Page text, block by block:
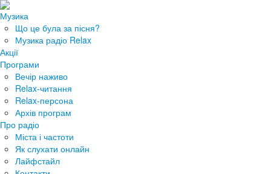
Музика
Що це була за пісня?
Музика радіо Relax
Акції
Програми
Вечір наживо
Relax-читання
Relax-персона
Архів програм
Про радіо
Міста і частоти
Як слухати онлайн
Лайфстайл